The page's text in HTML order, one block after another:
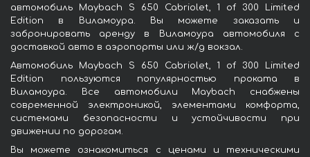
автомобиль Maybach S 650 Cabriolet, 1 of 300 Limited
Edition в Виламоура. Вы можете заказать и
забронировать аренду в Виламоура автомобиля с
доставкой авто в аэропорты или ж/д вокзал.
Автомобиль Maybach S 650 Cabriolet, 1 of 300 Limited
Edition пользуются популярностью проката в
Виламоура. Все автомобили Maybach снабжены
современной электроникой, элементами комфорта,
системами безопасности и устойчивости при
движении по дорогам.
Вы можете ознакомиться с ценами и техническими